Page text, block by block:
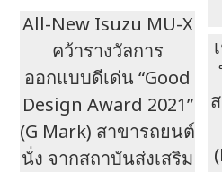
All-New Isuzu MU-X
คว้ารางวัลการ
ออกแบบดีเด่น “Good
Design Award 2021”
(G Mark) สาขารถยนต์
นั่ง จากสถาบันส่งเสริม